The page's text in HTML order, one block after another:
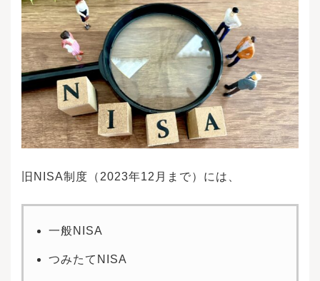
旧NISA制度（2023年12月まで）には、
一般NISA
つみたてNISA